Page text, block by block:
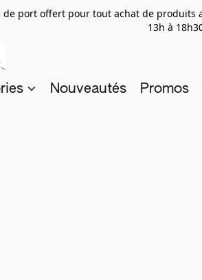
de port offert pour tout achat de produits
13h à
Nouveautés Promos